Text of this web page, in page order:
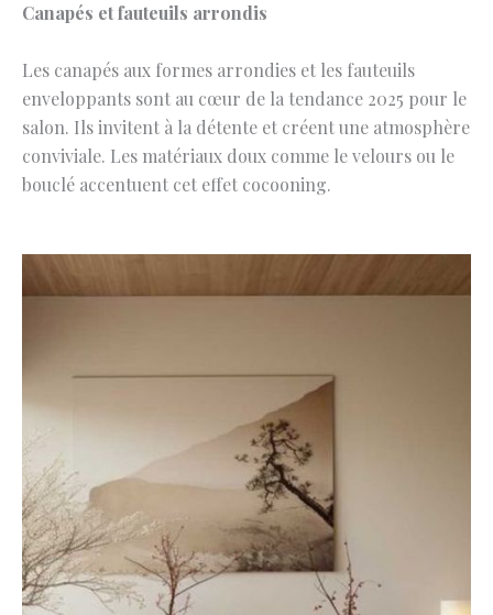
Canapés et fauteuils arrondis
Les canapés aux formes arrondies et les fauteuils
enveloppants sont au cœur de la tendance 2025 pour le
salon. Ils invitent à la détente et créent une atmosphère
conviviale. Les matériaux doux comme le velours ou le
bouclé accentuent cet effet cocooning.